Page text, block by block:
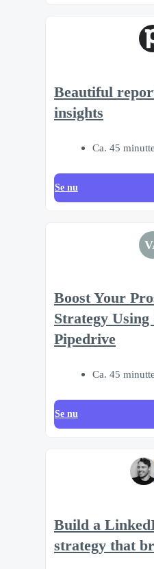
Beautiful
insights
Ca. 45
Se nu
Boost Your
Strategy
Pipedrive
Ca. 45
Se nu
Build a
strategy that